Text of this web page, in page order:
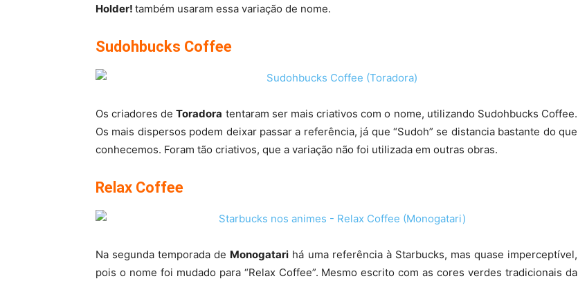
Holder! também usaram essa variação de nome.
Sudohbucks Coffee
Os criadores deToradora tentaram ser mais criativos com o nome, utilizando Sudohbucks Coffee.
Os mais dispersos podem deixar passar a referência, já que “Sudoh” se distancia bastante do que
conhecemos. Foram tão criativos, que a variação não foi utilizada em outras obras.
Relax Coffee
Na segunda temporada de Monogatari há uma referência à Starbucks, mas quase imperceptível,
pois o nome foi mudado para “Relax Coffee”. Mesmo escrito com as cores verdes tradicionais da